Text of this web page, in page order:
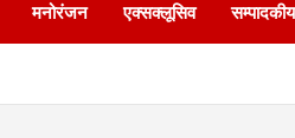
मनोरंजन एक्सक्लूसिव सम्पादकीय